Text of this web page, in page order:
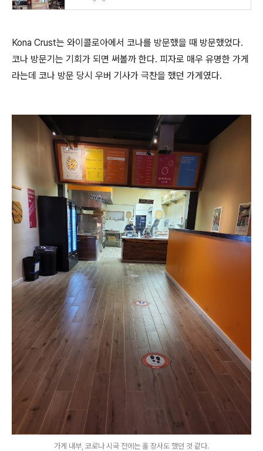
Kona Crust는 와이콜로아에서 코나를 방문했을 때 방문했었다.
코나 방문기는 기회가 되면 써볼까 한다. 피자로 매우 유명한 가게
라는데 코나 방문 당시 우버 기사가 극찬을 했던 가게였다.
가게 내부, 코로나 시국 전에는 홀 장사도 했던 것 같다.